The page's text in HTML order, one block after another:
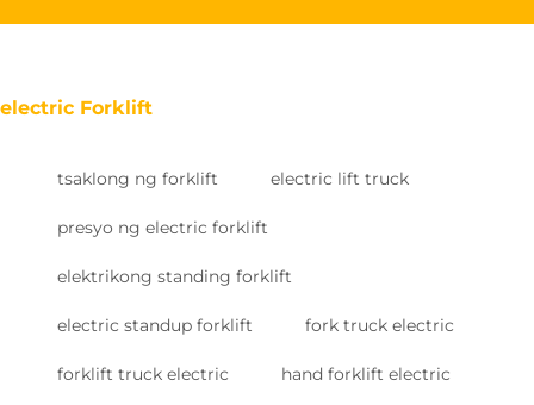
electric Forklift
tsaklong ng forklift electric lift truck
presyo ng electric forklift
elektrikong standing forklift
electric standup forklift fork truck electric
forklift truck electric hand forklift electric